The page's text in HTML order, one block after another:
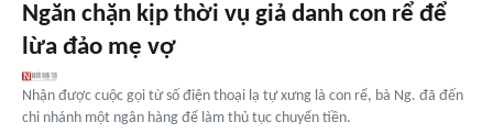
Ngăn chặn kịp thời vụ giả danh con rể để
lừa đảo mẹ vợ
Nhận được cuộc gọi từ số điện thoại lạ tự xưng là con rể, bà Ng. đã đến
chi nhánh một ngân hàng để làm thủ tục chuyển tiền.